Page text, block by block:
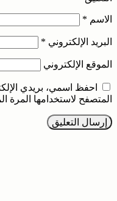
الاسم *
البريد الإلكتروني *
الموقع الإلكتروني
احفظ اسمي، بريدي
المتصفح لاستخدامها المرة